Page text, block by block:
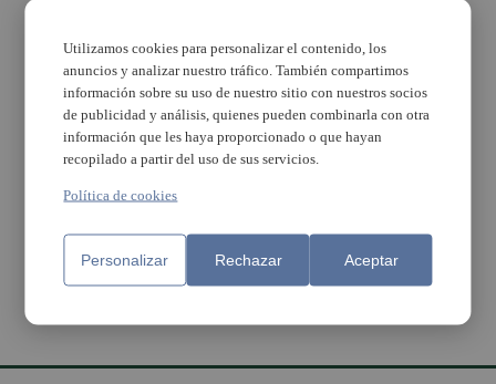
La Mancomunitat de
l’Horta Sud presenta
una guía para fomentar
Objetivos de Desarrollo
Utilizamos cookies para personalizar el contenido, los
anuncios y analizar nuestro tráfico. También compartimos
información sobre su uso de nuestro sitio con nuestros socios
de publicidad y análisis, quienes pueden combinarla con otra
información que les haya proporcionado o que hayan
recopilado a partir del uso de sus servicios.
Política de cookies
Personalizar Rechazar Aceptar